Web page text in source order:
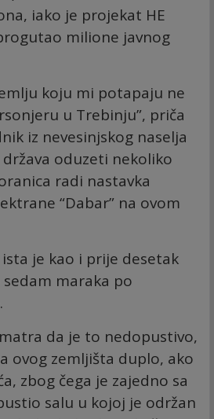
iako je projekat HE
milione javnog
koju mi potapaju ne
u Trebinju”, priča
iz nevesinjskog naselja
oduzeti nekoliko
radi nastavka
“Dabar” na ovom
je kao i prije desetak
maraka po
da je to nedopustivo,
ovog zemljišta duplo, ako
zbog čega je zajedno sa
salu u kojoj je održan